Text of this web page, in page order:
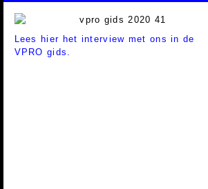
Lees hier het interview met ons in de
VPRO gids.